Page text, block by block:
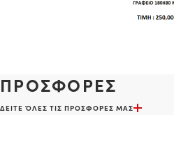
ΠΡΟΣΦΟΡΕΣ
ΔΕΙΤΕ ΌΛΕΣ ΤΙΣ ΠΡΟΣΦΟΡΕΣ ΜΑΣ